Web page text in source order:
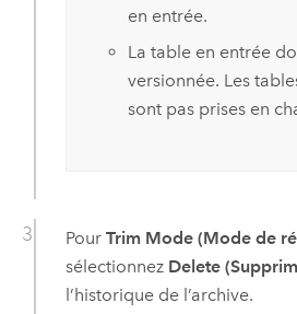
en entrée.
La table en entrée
versionnée. Les
sont pas prises en
Pour Trim Mode (Mode de
sélectionnez Delete
l’historique de l’archive.